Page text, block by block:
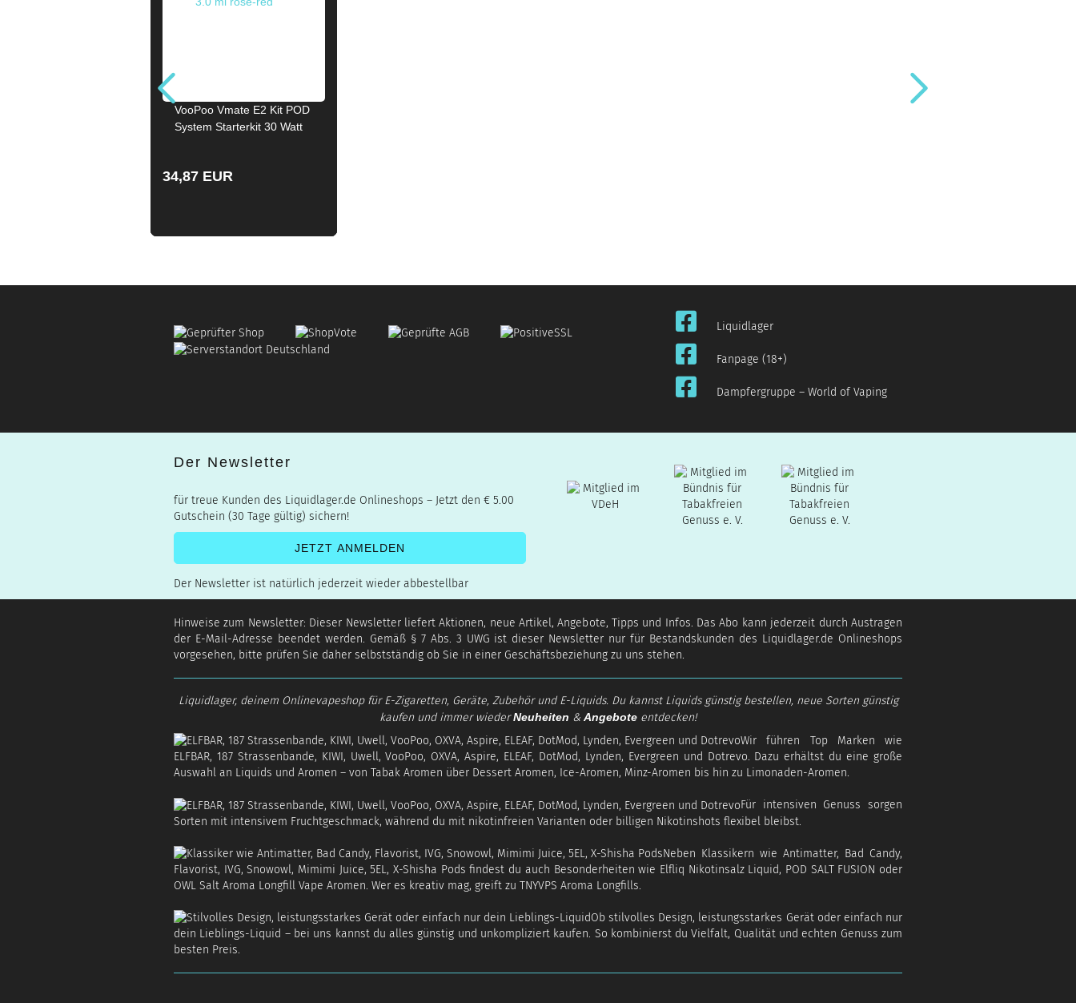
VooPoo Vmate E2 Kit POD
System Starterkit 30 Watt
34,87 EUR
Liquidlager
Fanpage (18+)
Dampfergruppe – World of Vaping
Der Newsletter
für treue Kunden des Liquidlager.de Onlineshops – Jetzt den € 5.00
Gutschein (30 Tage gültig) sichern!
Der Newsletter ist natürlich jederzeit wieder abbestellbar
Hinweise zum Newsletter: Dieser Newsletter liefert Aktionen, neue Artikel, Angebote, Tipps und Infos. Das Abo kann jederzeit durch Austragen
der E-Mail-Adresse beendet werden. Gemäß § 7 Abs. 3 UWG ist dieser Newsletter nur für Bestandskunden des Liquidlager.de Onlineshops
vorgesehen, bitte prüfen Sie daher selbstständig ob Sie in einer Geschäftsbeziehung zu uns stehen.
Liquidlager, deinem Onlinevapeshop für E-Zigaretten, Geräte, Zubehör und E-Liquids. Du kannst Liquids günstig bestellen, neue Sorten günstig
kaufen und immer wiederNeuheiten & Angebote entdecken!
Wir führen Top Marken wie
ELFBAR, 187 Strassenbande, KIWI, Uwell, VooPoo, OXVA, Aspire, ELEAF, DotMod, Lynden, Evergreen und Dotrevo. Dazu erhältst du eine große
Auswahl an Liquids und Aromen – von Tabak Aromen über Dessert Aromen, Ice-Aromen, Minz-Aromen bis hin zu Limonaden-Aromen.
Für intensiven Genuss sorgen
Sorten mit intensivem Fruchtgeschmack, während du mit nikotinfreien Varianten oder billigen Nikotinshots flexibel bleibst.
Neben Klassikern wie Antimatter, Bad Candy,
Flavorist, IVG, Snowowl, Mimimi Juice, 5EL, X-Shisha Pods findest du auch Besonderheiten wie Elfliq Nikotinsalz Liquid, POD SALT FUSION oder
OWL Salt Aroma Longfill Vape Aromen. Wer es kreativ mag, greift zu TNYVPS Aroma Longfills.
Ob stilvolles Design, leistungsstarkes Gerät oder einfach nur
dein Lieblings-Liquid – bei uns kannst du alles günstig und unkompliziert kaufen. So kombinierst du Vielfalt, Qualität und echten Genuss zum
besten Preis.